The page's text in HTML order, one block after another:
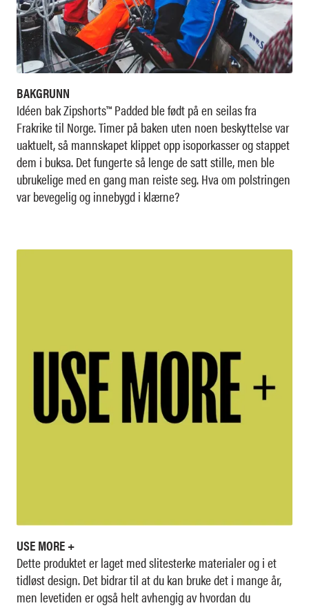
BAKGRUNN
Idéen bak Zipshorts™ Padded ble født på en seilas fra
Frakrike til Norge. Timer på baken uten noen beskyttelse var
uaktuelt, så mannskapet klippet opp isoporkasser og stappet
dem i buksa. Det fungerte så lenge de satt stille, men ble
ubrukelige med en gang man reiste seg. Hva om polstringen
var bevegelig og innebygd i klærne?
USE MORE +
Dette produktet er laget med slitesterke materialer og i et
tidløst design. Det bidrar til at du kan bruke det i mange år,
men levetiden er også helt avhengig av hvordan du